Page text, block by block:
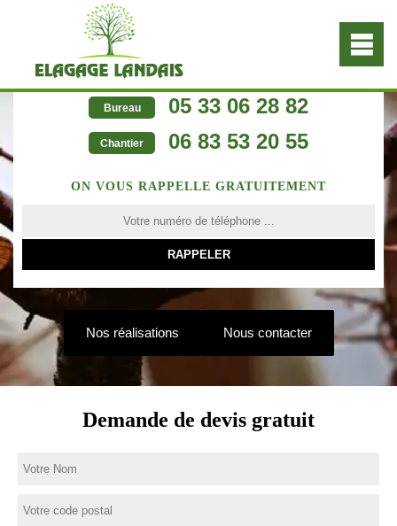
Bureau 05 33 06 28 82
Chantier 06 83 53 20 55
ON VOUS RAPPELLE GRATUITEMENT
Nos réalisations Nous contacter
Demande de devis gratuit